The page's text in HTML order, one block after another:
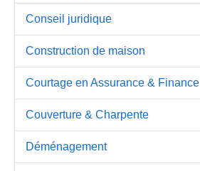
Conseil juridique
Construction de maison
Courtage en Assurance & Finance
Couverture & Charpente
Déménagement